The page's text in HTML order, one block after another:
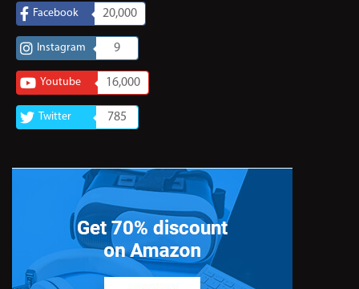
Facebook 20,000
Instagram 9
Youtube 16,000
Twitter 785